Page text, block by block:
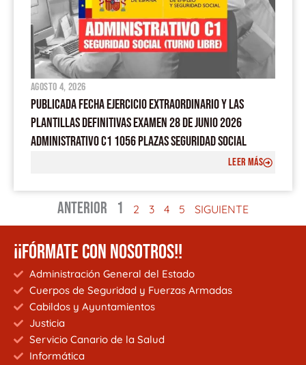
agosto 4, 2026
PUBLICADA FECHA EJERCICIO EXTRAORDINARIO Y LAS
PLANTILLAS DEFINITIVAS EXAMEN 28 DE JUNIO 2026
ADMINISTRATIVO C1 1056 PLAZAS SEGURIDAD SOCIAL
LEER MÁS
ANTERIOR 1 2 3 4 5 SIGUIENTE
¡¡FÓRMATE CON NOSOTROS!!
Administración General del Estado
Cuerpos de Seguridad y Fuerzas Armadas
Cabildos y Ayuntamientos
Justicia
Servicio Canario de la Salud
Informática